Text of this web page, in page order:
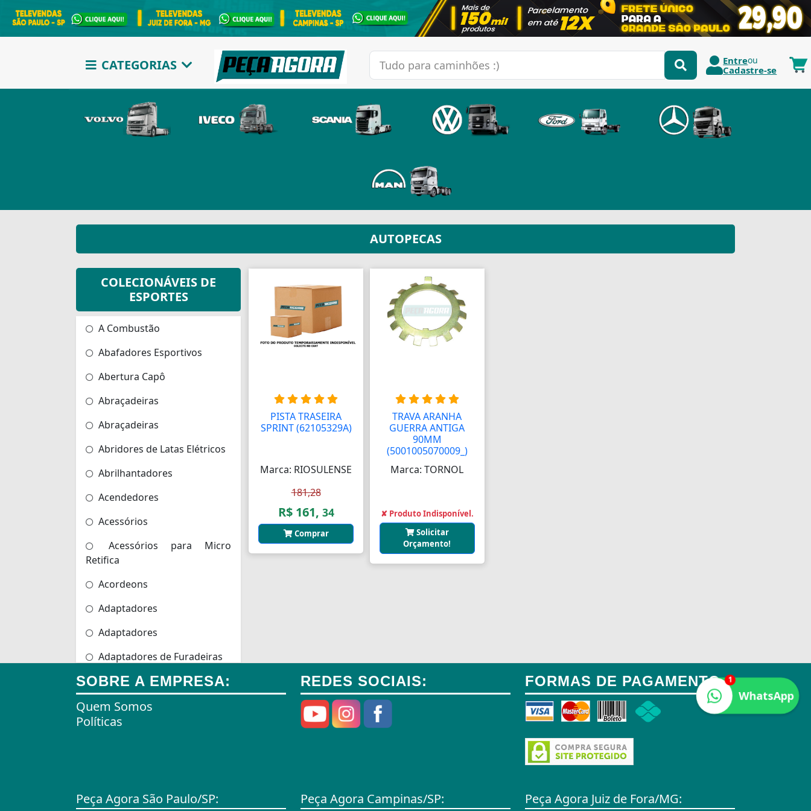
1
WhatsApp
CATEGORIAS Entreou
Cadastre-se
AUTOPECAS
COLECIONÁVEIS DE
ESPORTES
A Combustão
Abafadores Esportivos
Abertura Capô
Abraçadeiras
Abraçadeiras
Abridores de Latas Elétricos
Abrilhantadores
Acendedores
Acessórios
Acessórios para Micro
Retifica
Acordeons
Adaptadores
Adaptadores
Adaptadores de Furadeiras
Adaptadores de Scanners
Adaptadores de Tomadas
Adaptadores e Gateways
Airbag
PISTA TRASEIRA
SPRINT (62105329A)
Marca: RIOSULENSE
181,28
R$ 161, 34
Comprar
TRAVA ARANHA
GUERRA ANTIGA
90MM
(5001005070009_)
Marca: TORNOL
✘ Produto Indisponível.
Solicitar
Orçamento!
SOBRE A EMPRESA:
Quem Somos
Políticas
REDES SOCIAIS: FORMAS DE PAGAMENTO:
Peça Agora São Paulo/SP: Peça Agora Campinas/SP: Peça Agora Juiz de Fora/MG: